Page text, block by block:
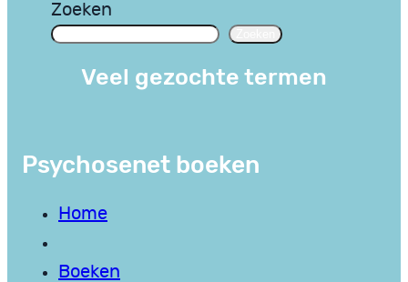
Zoeken
Veel gezochte termen
Psychosenet boeken
Home
Boeken